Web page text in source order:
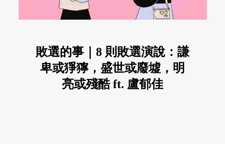
敗選的事｜8 則敗選演說：謙
卑或猙獰，盛世或廢墟，明
亮或殘酷 ft. 盧郁佳